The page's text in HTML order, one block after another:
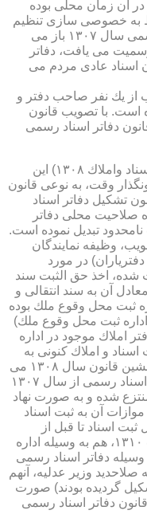
آن زمان محلی بوده
به خصوصی سازی تنظیم
اسناد مراجعان، به قانون دفاتر اسناد رسمی سال ۱۳۰۷ باز می
می یافت، دفاتر
اسناد عادی مردم می
از یك نفر صاحب دفتر و
است. با تصویب قانون
و املاك مصوب ۲۰/۱/۱۳۰۸، قانون دفاتر اسناد رسمی
نحوه نگارش قانون مرقوم (قانون ثبت اسناد واملاك ۱۳۰۸) این
وقت، به نوعی قانون
را با قانون تشكیل دفاتر اسناد
و حوزه صلاحیت محلی دفاتر
تبدیل نموده است.
جدیدالتصویب، وظیفه نمایندگان
در مورد
شده، اخذ حق الثبت سند
آن به سند انتقالی و
ثبت محل وقوع ملك بوده
ثبت محل وقوع ملك)
املاك موجود در اداره
۱۳۱۰، قانون ثبت اسناد و املاك كنونی به
تصویب مجلس شورای ملی رسیده و جانشین قانون سال ۱۳۰۸ می
گردد و این در حالی است كه عملاً دفاتر اسناد رسمی از سال ۱۳۰۷
شده و به صورت نهاد
آن به ثبت اسناد
اسناد تا قبل از
تصویب قانون ثبت اسناد و املاك مصوب ۱۳۱۰، هم به وسیله اداره
دفاتر اسناد رسمی
ماده ۱ قانون سال ۱۳۰۷ بنا به صلاحدید وزیر عدلیه، آنهم
گردیده بودند) صورت
می گیرد. (برداشت مفهومی از ماده ۱۱ قانون دفاتر اسناد رسمی